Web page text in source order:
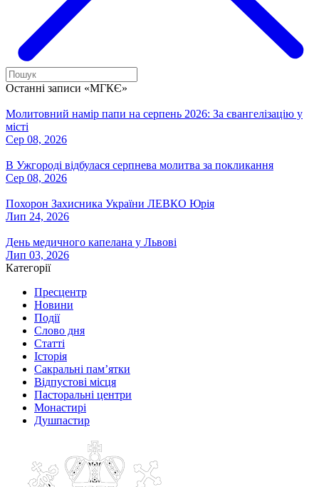
Останні записи «МГКЄ»
Молитовний намір папи на серпень 2026: За євангелізацію у
місті
Сер 08, 2026
В Ужгороді відбулася серпнева молитва за покликання
Сер 08, 2026
Похорон Захисника України ЛЕВКО Юрія
Лип 24, 2026
День медичного капелана у Львові
Лип 03, 2026
Категорії
Пресцентр
Новини
Події
Слово дня
Статті
Історія
Сакральні пам’ятки
Відпустові місця
Пасторальні центри
Монастирі
Душпастир